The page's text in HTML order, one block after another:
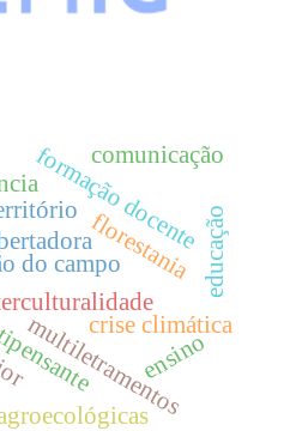
florestania
do campo
formação docente
crise climática
multiletramentos
ensino
educação
comunicação